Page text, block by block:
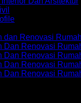
dan Renovasi Rumah
Dan Renovasi
Dan Renovasi
Dan Renovasi
Dan Renovasi